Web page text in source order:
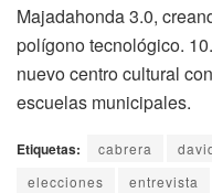
Majadahonda 3.0,
polígono tecnológico.
nuevo centro cultural
escuelas municipales.
Etiquetas: cabrera
elecciones
entrevista